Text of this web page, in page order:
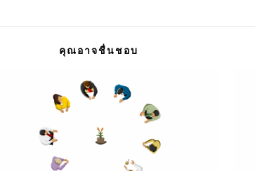
คุณอาจชื่นชอบ